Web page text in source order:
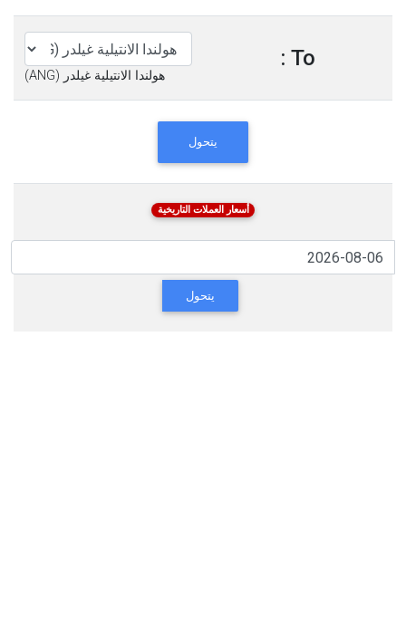
To :
هولندا الانتيلية غيلدر (ANG)
يتحول
أسعار العملات التاريخية
يتحول